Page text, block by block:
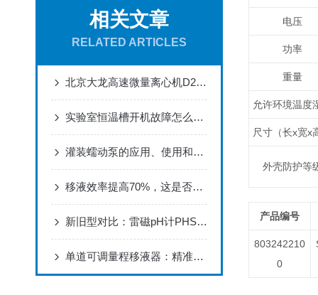
相关文章
RELATED ARTICLES
北京大龙高速微量离心机D2012plus产品介绍
实验室恒温槽开机故障怎么办，如何进行解决
灌装蠕动泵的应用、使用和市场前景分析
移液效率提高70%，这是否是您实验室需要的？
新旧型对比：雷磁pH计PHS-3C型升级了哪些性能
单道可调量程移液器：精准实验室的“微量艺术家”
电压
功率
重量
允许环境温度
尺寸（长x宽x
外壳防护等
产品编号
803242210
0